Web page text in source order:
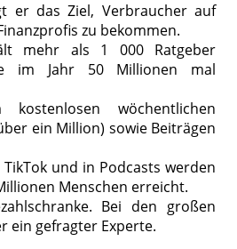
er das Ziel, Verbraucher auf
zu bekommen.
mehr als 1 000 Ratgeber
im Jahr 50 Millionen mal
wöchentlichen
ein Million) sowie Beiträgen
und in Podcasts werden
Menschen erreicht.
Bei den großen
ein gefragter Experte.